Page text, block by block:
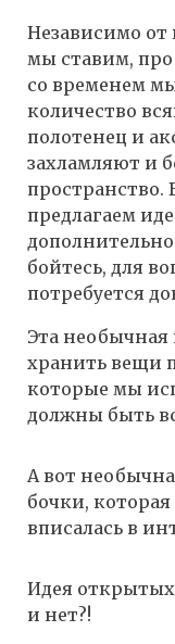
Независимо от
мы ставим,
со временем
количество
полотенец и
захламляют и
пространство.
предлагаем
бойтесь, для
потребуется
Эта необычная
хранить вещи
которые мы
должны быть
А вот
бочки,
вписалась в
Идея
и нет?!